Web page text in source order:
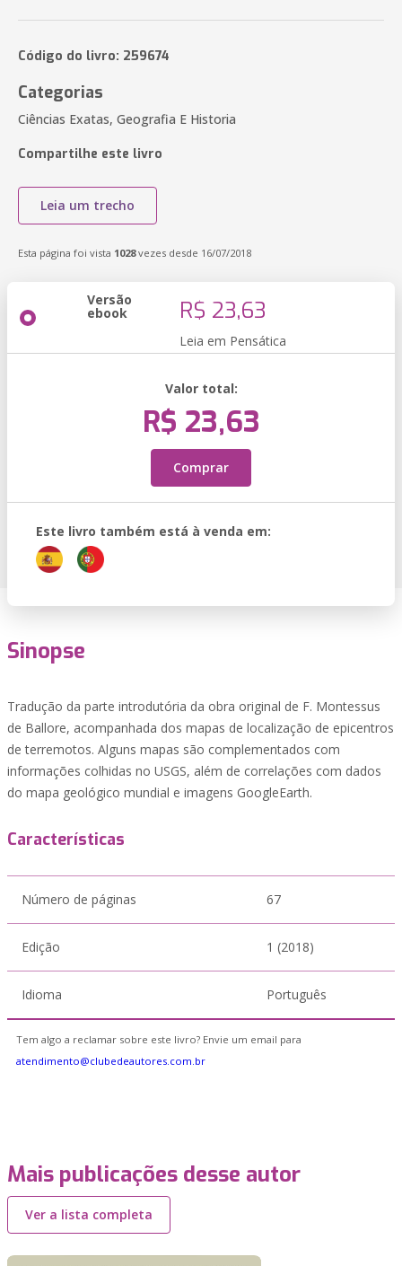
Código do livro: 259674
Categorias
Ciências Exatas, Geografia E Historia
Compartilhe este livro
Leia um trecho
Esta página foi vista 1028vezes desde 16/07/2018
Versão
ebook R$ 23,63
Leia em Pensática
Valor total:
R$ 23,63
Comprar
Este livro também está à venda em:
Sinopse
Tradução da parte introdutória da obra original de F. Montessus
de Ballore, acompanhada dos mapas de localização de epicentros
de terremotos. Alguns mapas são complementados com
informações colhidas no USGS, além de correlações com dados
do mapa geológico mundial e imagens GoogleEarth.
Características
Número de páginas 67
Edição 1 (2018)
Idioma Português
Tem algo a reclamar sobre este livro? Envie um email para
atendimento@clubedeautores.com.br
Mais publicações desse autor
Ver a lista completa